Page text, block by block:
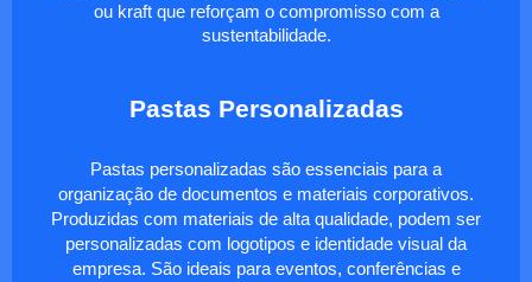
ou kraft que reforçam o compromisso com a
sustentabilidade.
Pastas Personalizadas
Pastas personalizadas são essenciais para a
organização de documentos e materiais corporativos.
Produzidas com materiais de alta qualidade, podem ser
personalizadas com logotipos e identidade visual da
empresa. São ideais para eventos, conferências e